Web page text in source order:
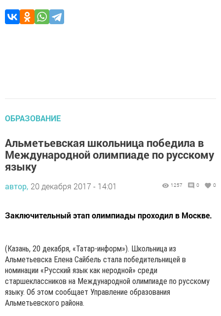
ОБРАЗОВАНИЕ
Альметьевская школьница победила в
Международной олимпиаде по русскому
языку
автор, 20 декабря 2017 - 14:01 1257 0 0
Заключительный этап олимпиады проходил в Москве.
(Казань, 20 декабря, «Татар-информ»). Школьница из
Альметьевска Елена Сайбель стала победительницей в
номинации «Русский язык как неродной» среди
старшеклассников на Международной олимпиаде по русскому
языку. Об этом сообщает Управление образования
Альметьевского района.